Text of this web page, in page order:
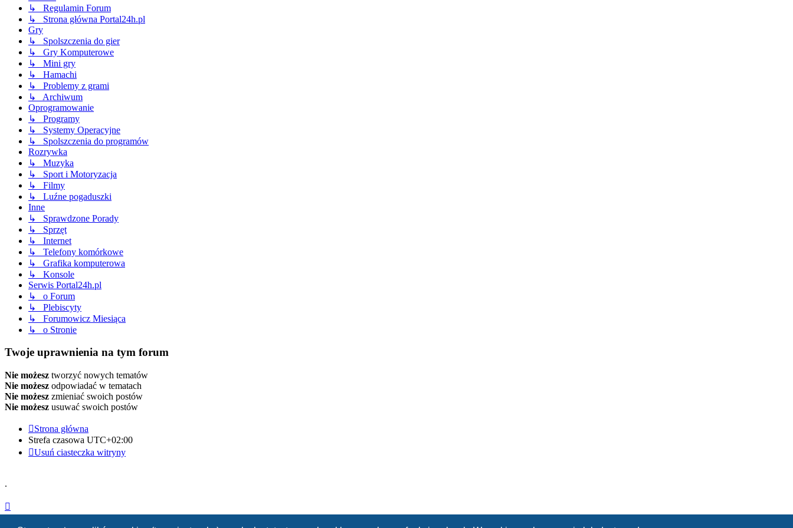
↳ Regulamin Forum
↳ Strona główna Portal24h.pl
Gry
↳ Spolszczenia do gier
↳ Gry Komputerowe
↳ Mini gry
↳ Hamachi
↳ Problemy z grami
↳ Archiwum
Oprogramowanie
↳ Programy
↳ Systemy Operacyjne
↳ Spolszczenia do programów
Rozrywka
↳ Muzyka
↳ Sport i Motoryzacja
↳ Filmy
↳ Luźne pogaduszki
Inne
↳ Sprawdzone Porady
↳ Sprzęt
↳ Internet
↳ Telefony komórkowe
↳ Grafika komputerowa
↳ Konsole
Serwis Portal24h.pl
↳ o Forum
↳ Plebiscyty
↳ Forumowicz Miesiąca
↳ o Stronie
Twoje uprawnienia na tym forum
Nie możesz tworzyć nowych tematów
Nie możesz odpowiadać w tematach
Nie możesz zmieniać swoich postów
Nie możesz usuwać swoich postów
Strona główna
Strefa czasowa UTC+02:00
Usuń ciasteczka witryny
.